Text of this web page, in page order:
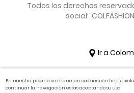
Todos los derechos
social:
Ir a
En nuestra página se manejan cookies con fines
continuar la navegación estas aceptando su uso